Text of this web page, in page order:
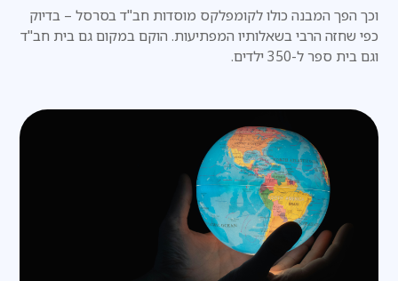
וכך הפך המבנה כולו לקומפלקס מוסדות חב"ד בסרסל – בדיוק
כפי שחזה הרבי בשאלותיו המפתיעות. הוקם במקום גם בית חב"ד
וגם בית ספר ל-350 ילדים.